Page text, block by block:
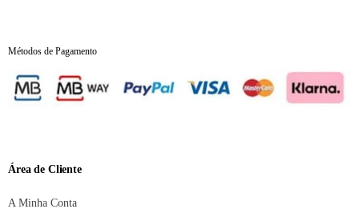
Métodos de Pagamento
Área de Cliente
A Minha Conta